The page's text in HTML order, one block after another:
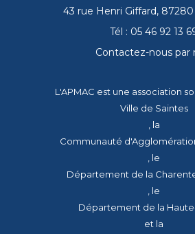
43 rue Henri Giffard,
Tél : 05 46 92 13
Contactez-nous par
L'APMAC est une association
Ville de Saintes
, la
Communauté
, le
Département de la
, le
Département de la
et la